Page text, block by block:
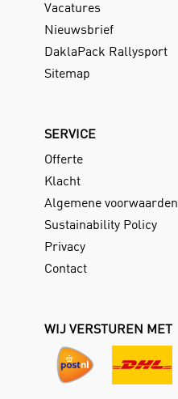
Vacatures
Nieuwsbrief
DaklaPack Rallysport
Sitemap
SERVICE
Offerte
Klacht
Algemene voorwaarden
Sustainability Policy
Privacy
Contact
WIJ VERSTUREN MET